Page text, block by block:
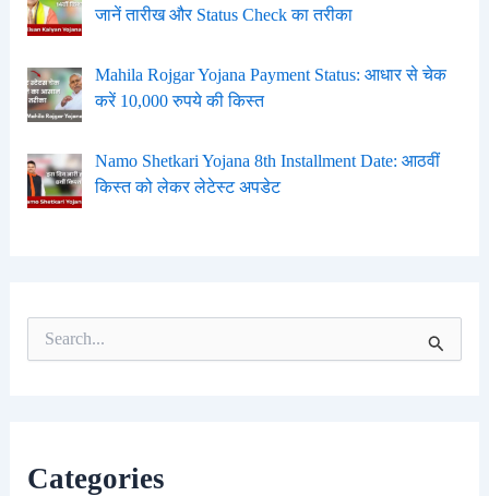
जानें तारीख और Status Check का तरीका
Mahila Rojgar Yojana Payment Status: आधार से चेक
करें 10,000 रुपये की किस्त
Namo Shetkari Yojana 8th Installment Date: आठवीं
किस्त को लेकर लेटेस्ट अपडेट
o
Categories